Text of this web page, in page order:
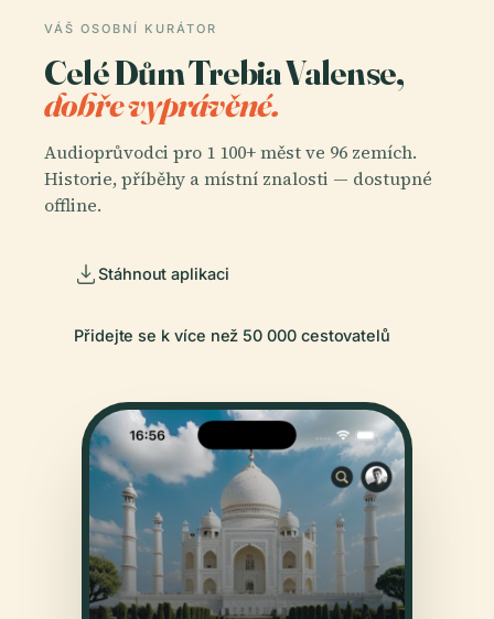
VÁŠ OSOBNÍ KURÁTOR
Celé Dům Trebia Valense,
dobře vyprávěné.
Audioprůvodci pro 1 100+ měst ve 96 zemích.
Historie, příběhy a místní znalosti — dostupné
offline.
Stáhnout aplikaci
Přidejte se k více než 50 000 cestovatelů